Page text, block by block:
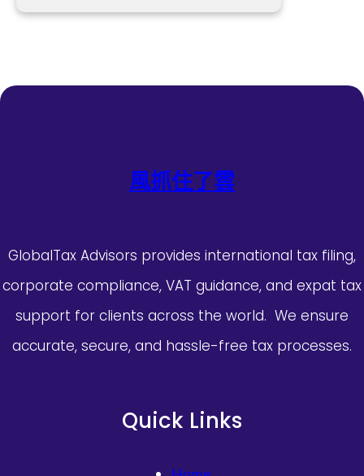
風抓住了雲
GlobalTax Advisors provides international tax filing,
corporate compliance, VAT guidance, and expat tax
support for clients across the world. We ensure
accurate, secure, and hassle-free tax processes.
Quick Links